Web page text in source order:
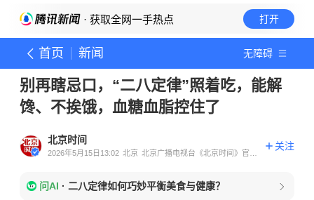
· 获取全网一手热点 打开
首页 新闻 无障碍
别再瞎忌口，“二八定律”照着吃，能解
馋、不挨饿，血糖血脂控住了
北京时间
2026年5月15日13:02 北京 北京广播电视台《北京时间》官方
关注
问AI · 二八定律如何巧妙平衡美食与健康？